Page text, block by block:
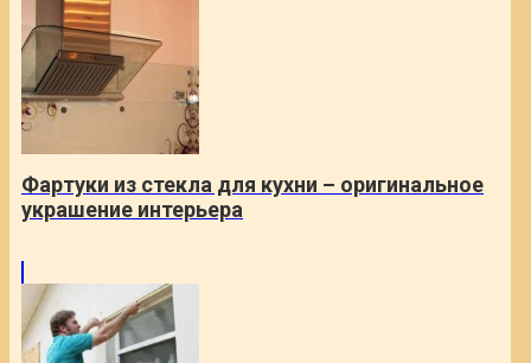
Фартуки из стекла для кухни – оригинальное
украшение интерьера